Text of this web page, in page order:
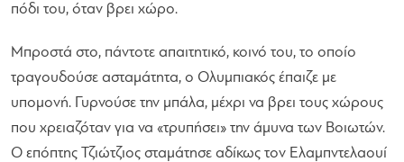
πόδι του, όταν βρει χώρο.
Μπροστά στο, πάντοτε απαιτητικό, κοινό του, το οποίο
τραγουδούσε ασταμάτητα, ο Ολυμπιακός έπαιζε με
υπομονή. Γυρνούσε την μπάλα, μέχρι να βρει τους χώρους
που χρειαζόταν για να «τρυπήσει» την άμυνα των Βοιωτών.
Ο επόπτης Τζιώτζιος σταμάτησε αδίκως τον Ελαμπντελαουί